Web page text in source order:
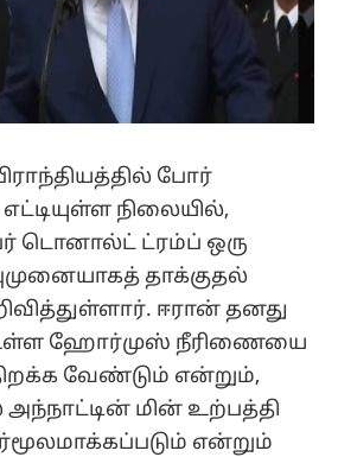
போர்
நிலையில்,
டொனால்ட் ட்ரம்ப் ஒரு
தாக்குதல்
ஈரான் தனது
உள்ள ஹோர்முஸ் நீரிணையை
வேண்டும் என்றும்,
மின் உற்பத்தி
என்றும்